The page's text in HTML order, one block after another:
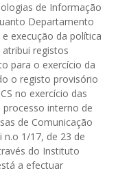
de Informação
Departamento
execução da política
registos
para o exercício da
o registo provisório
no exercício das
interno de
de Comunicação
1/17, de 23 de
do Instituto
a efectuar